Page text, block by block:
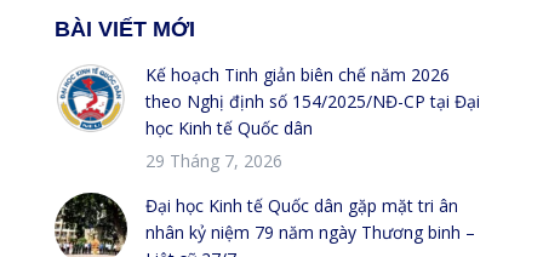
BÀI VIẾT MỚI
Kế hoạch Tinh giản biên chế năm 2026
theo Nghị định số 154/2025/NĐ-CP tại Đại
học Kinh tế Quốc dân
29 Tháng 7, 2026
Đại học Kinh tế Quốc dân gặp mặt tri ân
nhân kỷ niệm 79 năm ngày Thương binh –